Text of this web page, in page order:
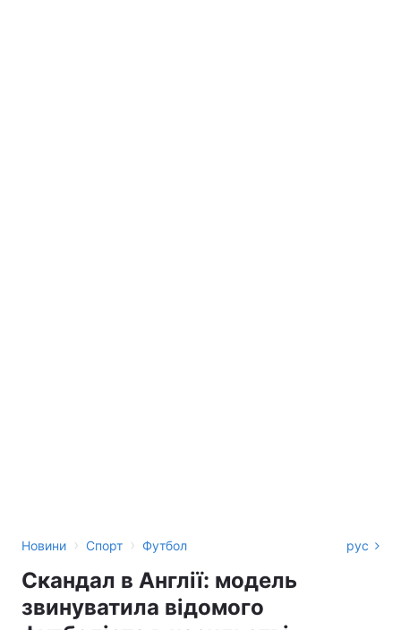
Новини › Спорт › Футбол рус
Скандал в Англії: модель
звинуватила відомого